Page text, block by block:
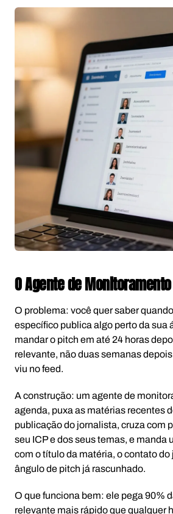
O Agente de
O problema: você quer saber
específico publica algo perto da sua
mandar o pitch em até 24 horas
relevante, não duas semanas
viu no feed.
A construção: um agente de
agenda, puxa as matérias recentes
publicação do jornalista, cruza com
seu ICP e dos seus temas, e manda
com o título da matéria, o contato do
ângulo de pitch já rascunhado.
O que funciona bem: ele pega 90%
relevante mais rápido que qualquer